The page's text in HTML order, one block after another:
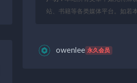
站、书籍等各类媒体平台。如若
owenlee 永久会员